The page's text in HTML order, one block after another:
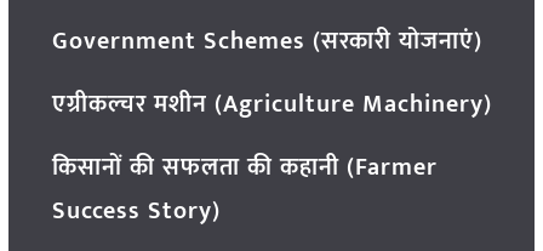
Government Schemes (सरकारी योजनाएं)
एग्रीकल्चर मशीन (Agriculture Machinery)
किसानों की सफलता की कहानी (Farmer
Success Story)